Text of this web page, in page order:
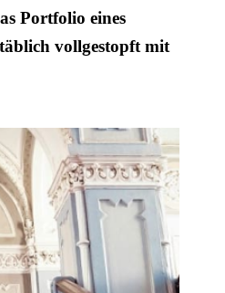
Portfolio eines
vollgestopft mit